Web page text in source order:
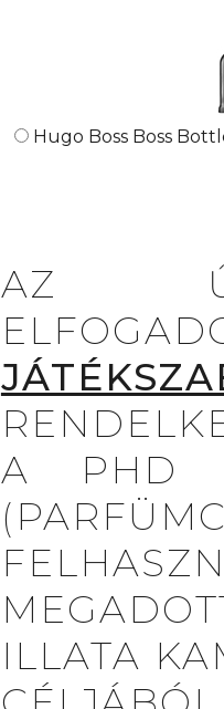
Hugo Boss Boss
AZ
A PHD
ILLATA